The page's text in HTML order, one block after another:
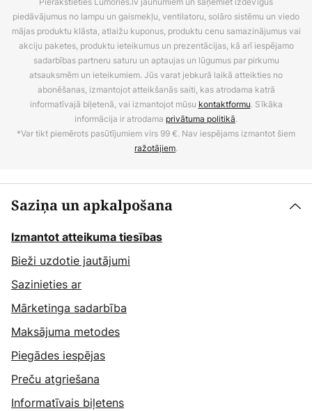
piedāvājumus no lampu un gaismekļu, ventilatoru, solāro sistēmu un viedo
mājas produktu klāsta, atlaižu kuponus, produktu cenu samazinājumus vai
akciju paketes, produktu ieteikumus un prezentācijas, kā arī iespējamo
sadarbības partneru saturu un aptaujas un lūgumus par pirkumu
atsauksmēm un ieteikumiem. Jūs varat jebkurā laikā atteikties no
abonēšanas, izmantojot atteikšanās saiti, kas atrodama katrā
informatīvajā biļetenā, vai izmantojot mūsu kontaktformu. Sīkāka
informācija ir atrodama privātuma politikā.
*Var tikt piemērots pasūtījumiem virs 99 €. Nav iespējams izmantot šiem
ražotājiem.
Saziņa un apkalpošana
Izmantot atteikuma tiesības
Bieži uzdotie jautājumi
Sazinieties ar
Mārketinga sadarbība
Maksājuma metodes
Piegādes iespējas
Preču atgriešana
Informatīvais biļetens